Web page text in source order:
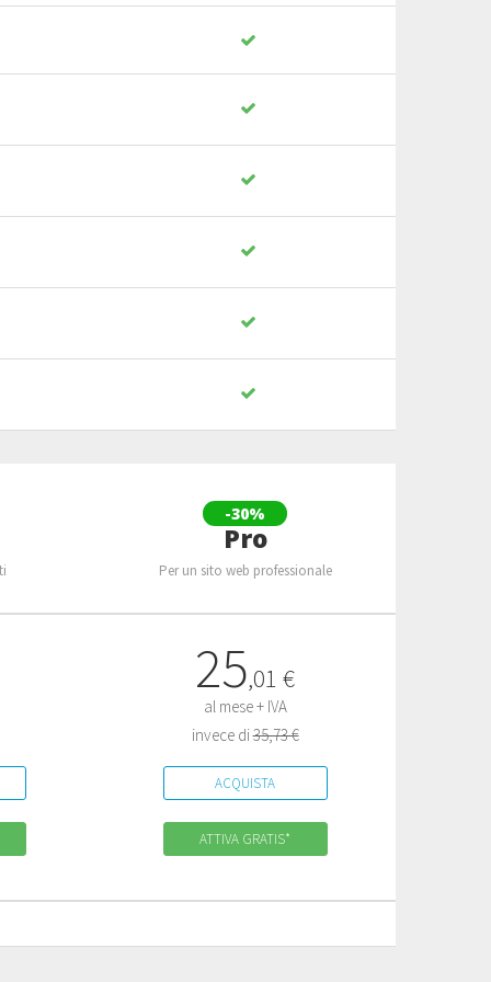
-30%
Pro
Per un sito web professionale
25,01 €
al mese + IVA
invece di35,73 €
ACQUISTA
ATTIVA GRATIS*